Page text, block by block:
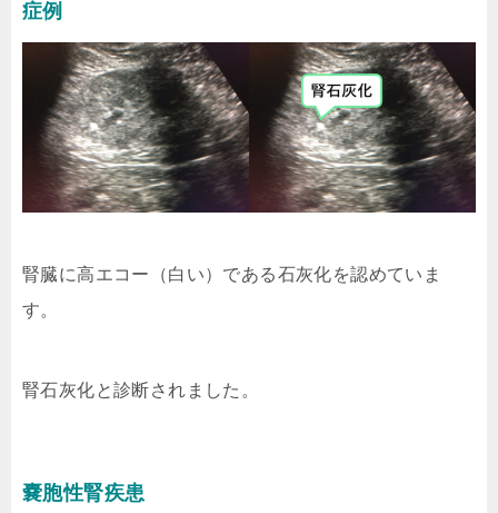
症例
腎臓に高エコー（白い）である石灰化を認めていま
す。
腎石灰化と診断されました。
嚢胞性腎疾患